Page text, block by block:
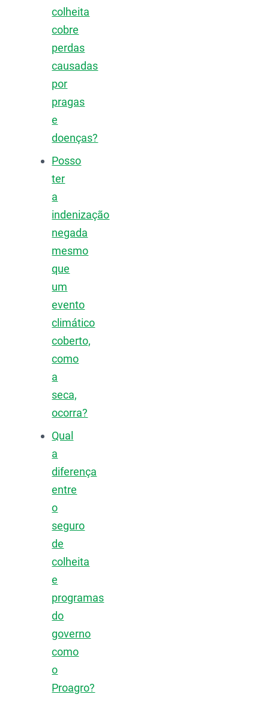
colheita
cobre
perdas
causadas
por
pragas
e
doenças?
Posso
ter
a
indenização
negada
mesmo
que
um
evento
climático
coberto,
como
a
seca,
ocorra?
Qual
a
diferença
entre
o
seguro
de
colheita
e
programas
do
governo
como
o
Proagro?